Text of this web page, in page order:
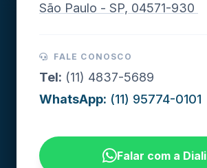
São Paulo - SP, 04571-930
FALE CONOSCO
Tel: (11) 4837-5689
WhatsApp: (11) 95774-0101
Falar com a Diali